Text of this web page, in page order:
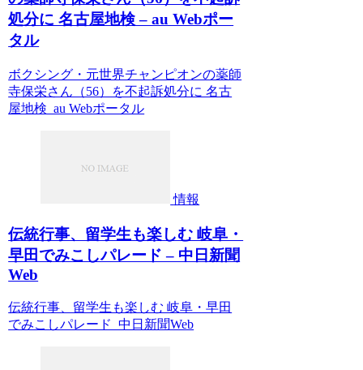
処分に 名古屋地検 – au Webポー
タル
ボクシング・元世界チャンピオンの薬師
寺保栄さん（56）を不起訴処分に 名古
屋地検 au Webポータル
情報
伝統行事、留学生も楽しむ 岐阜・
早田でみこしパレード – 中日新聞
Web
伝統行事、留学生も楽しむ 岐阜・早田
でみこしパレード 中日新聞Web